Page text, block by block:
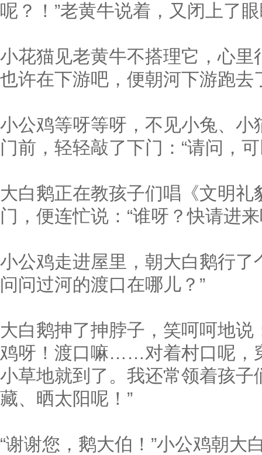
呢？！”老黄牛说着，又闭上了
小花猫见老黄牛不搭理它，心
也许在下游吧，便朝河下游跑去
小公鸡等呀等呀，不见小兔、
门前，轻轻敲了下门：“请问，
大白鹅正在教孩子们唱《文明
门，便连忙说：“谁呀？快请进来
小公鸡走进屋里，朝大白鹅行了
问问过河的渡口在哪儿？”
大白鹅抻了抻脖子，笑呵呵地说
鸡呀！渡口嘛……对着村口呢，
小草地就到了。我还常领着孩
藏、晒太阳呢！”
“谢谢您，鹅大伯！”小公鸡朝大